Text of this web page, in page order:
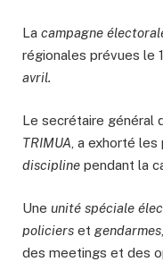
La campagne
régionales prévues le
avril.
Le secrétaire général
TRIMUA , a exhorté
discipline pendant la
Une unité spéciale
policiers et gendarmes
des meetings et des